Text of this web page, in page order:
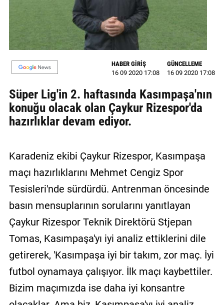
GALERİ
VİDEO
BİZE
ULAŞIN
Künye
Gizlilik
Kullanıcı
Sözleşmesi
HABER GİRİŞ
16 09 2020 17:08
GÜNCELLEME
16 09 2020 17:08
Süper Lig'in 2. haftasında Kasımpaşa'nın
konuğu olacak olan Çaykur Rizespor'da
hazırlıklar devam ediyor.
Karadeniz ekibi Çaykur Rizespor, Kasımpaşa
maçı hazırlıklarını Mehmet Cengiz Spor
Tesisleri'nde sürdürdü. Antrenman öncesinde
basın mensuplarının sorularını yanıtlayan
Çaykur Rizespor Teknik Direktörü Stjepan
Tomas, Kasımpaşa'yı iyi analiz ettiklerini dile
getirerek, 'Kasımpaşa iyi bir takım, zor maç. İyi
futbol oynamaya çalışıyor. İlk maçı kaybettiler.
Bizim maçımızda ise daha iyi konsantre